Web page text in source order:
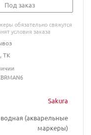
Sakura
водная (акварельные
маркеры)
Под заказ
обязательно свяжутся
условия заказа
ТК